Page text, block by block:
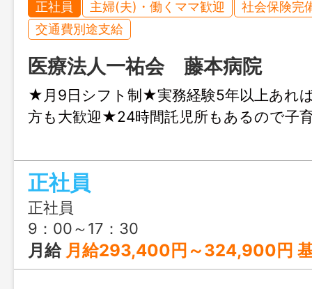
正社員 主婦(夫)・働くママ歓迎
社会保険完
交通費別途支給
医療法人一祐会 藤本病院
★月9日シフト制★実務経験5年以上あれ
方も大歓迎★24時間託児所もあるので子
正社員
正社員
9：00～17：30
月給 月給293,400円～324,900円 基本給203,400円～